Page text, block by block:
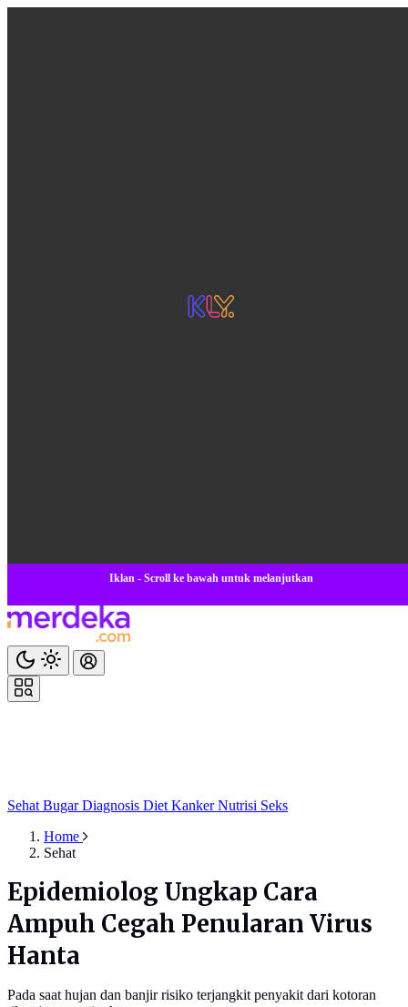
Iklan - Scroll ke bawah untuk melanjutkan
Sehat BugarDiagnosis Diet KankerNutrisi Seks
Home
Sehat
Epidemiolog Ungkap Cara
Ampuh Cegah Penularan Virus
Hanta
Pada saat hujan dan banjir risiko terjangkit penyakit dari kotoran